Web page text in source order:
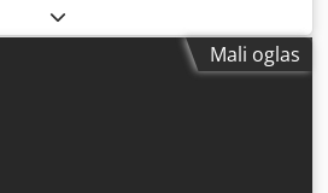
Mali oglas